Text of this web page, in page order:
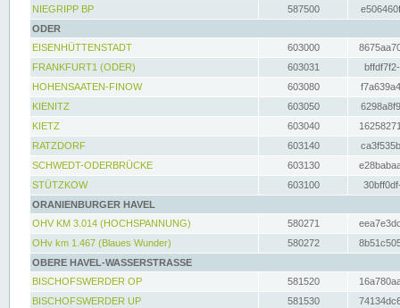
NIEGRIPP BP
587500
ODER
EISENHÜTTENSTADT
603000
FRANKFURT1 (ODER)
603031
HOHENSAATEN-FINOW
603080
KIENITZ
603050
KIETZ
603040
RATZDORF
603140
SCHWEDT-ODERBRÜCKE
603130
STÜTZKOW
603100
ORANIENBURGER HAVEL
OHV KM 3.014 (HOCHSPANNUNG)
580271
OHv km 1.467 (Blaues Wunder)
580272
OBERE HAVEL-WASSERSTRASSE
BISCHOFSWERDER OP
581520
BISCHOFSWERDER UP
581530